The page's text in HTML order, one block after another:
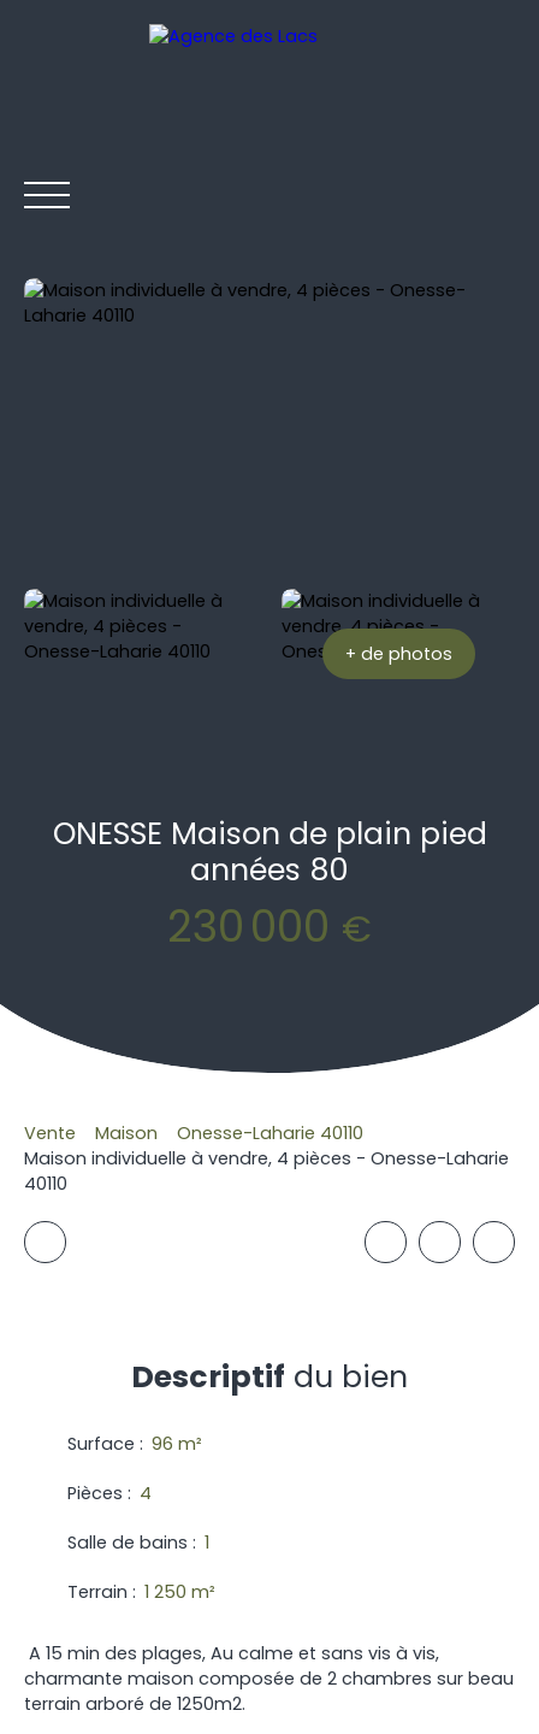
+ de photos
ONESSE Maison de plain pied
années 80
230 000 €
Vente Maison
Onesse-Laharie 40110
Maison individuelle à vendre, 4 pièces - Onesse-Laharie
40110
Descriptif du bien
Surface : 96 m²
Pièces : 4
Salle de bains : 1
Terrain : 1 250 m²
A 15 min des plages, Au calme et sans vis à vis,
charmante maison composée de 2 chambres sur beau
terrain arboré de 1250m2.